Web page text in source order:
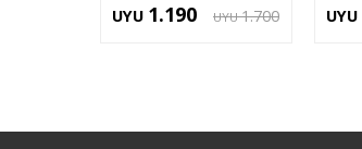
UYU 1.190 UYU 1.700 UYU